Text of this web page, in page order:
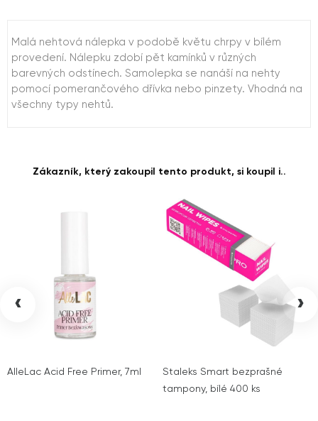
Malá nehtová nálepka v podobě květu chrpy v bílém
provedení. Nálepku zdobí pět kamínků v různých
barevných odstínech. Samolepka se nanáší na nehty
pomocí pomerančového dřívka nebo pinzety. Vhodná na
všechny typy nehtů.
Zákazník, který zakoupil tento produkt, si koupil i..
AlleLac Acid Free Primer, 7ml
Staleks Smart bezprašné
tampony, bílé 400 ks
‹ ›